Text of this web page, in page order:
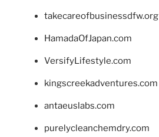
takecareofbusinessdfw.org
HamadaOfJapan.com
VersifyLifestyle.com
kingscreekadventures.com
antaeuslabs.com
purelycleanchemdry.com